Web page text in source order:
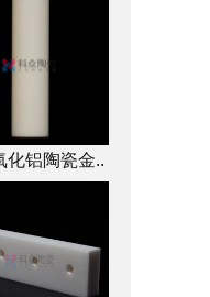
化铝陶瓷金..